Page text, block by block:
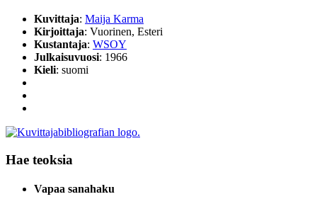
Kuvittaja: Maija Karma
Kirjoittaja: Vuorinen, Esteri
Kustantaja: WSOY
Julkaisuvuosi: 1966
Kieli: suomi
Hae teoksia
Vapaa sanahaku